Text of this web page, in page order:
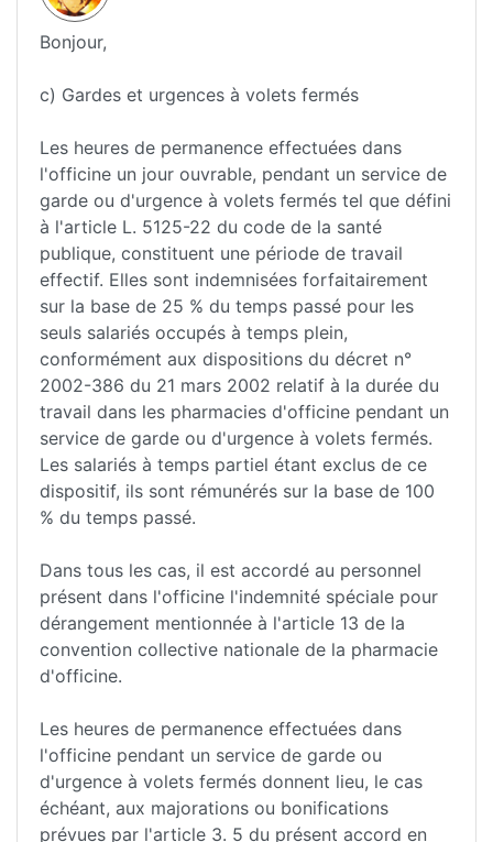
Bonjour,
c) Gardes et urgences à volets fermés
Les heures de permanence effectuées dans
l'officine un jour ouvrable, pendant un service de
garde ou d'urgence à volets fermés tel que défini
à l'article L. 5125-22 du code de la santé
publique, constituent une période de travail
effectif. Elles sont indemnisées forfaitairement
sur la base de 25 % du temps passé pour les
seuls salariés occupés à temps plein,
conformément aux dispositions du décret n°
2002-386 du 21 mars 2002 relatif à la durée du
travail dans les pharmacies d'officine pendant un
service de garde ou d'urgence à volets fermés.
Les salariés à temps partiel étant exclus de ce
dispositif, ils sont rémunérés sur la base de 100
% du temps passé.
Dans tous les cas, il est accordé au personnel
présent dans l'officine l'indemnité spéciale pour
dérangement mentionnée à l'article 13 de la
convention collective nationale de la pharmacie
d'officine.
Les heures de permanence effectuées dans
l'officine pendant un service de garde ou
d'urgence à volets fermés donnent lieu, le cas
échéant, aux majorations ou bonifications
prévues par l'article 3. 5 du présent accord en